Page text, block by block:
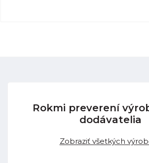
Rokmi preverení
dodávatelia
Zobraziť všetkých